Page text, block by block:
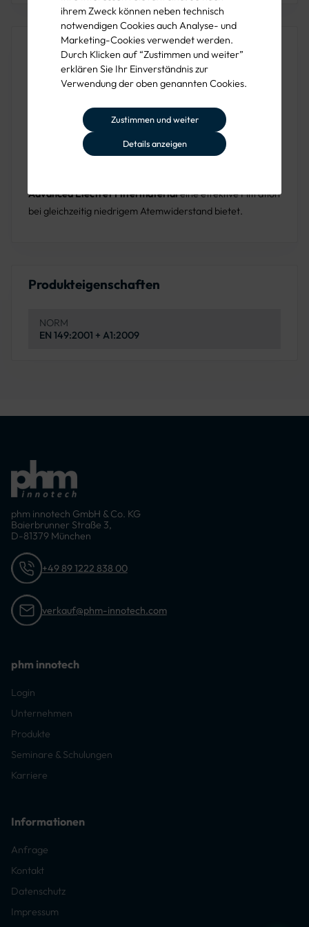
ihrem Zweck können neben technisch
notwendigen Cookies auch Analyse- und
Marketing-Cookies verwendet werden.
Durch Klicken auf “Zustimmen und weiter”
erklären Sie Ihr Einverständnis zur
Verwendung der oben genannten Cookies.
Zustimmen und weiter
Details anzeigen
Produktbeschreibung
3M FFP3 Schutzmaske 8833bietethöchsten Schutz
gegen feste und flüssige Aerosole. Ausgestattet mit dem
Cool Flow Ausatemventil, reduziert die Maske Wärme-
und Feuchtigkeitsstau, um Tragekomfort zu verbessern –
ideal für heiße und feuchte Arbeitsbedingungen. Die
förmige Nasenklammerundtextilen Kopfbänder
Advanced Electret Filtermaterialeine effektive Filtration
bei gleichzeitig niedrigem Atemwiderstand bietet.
Produkteigenschaften
NORM
EN 149:2001 + A1:2009
phm innotech GmbH & Co. KG
Baierbrunner Straße 3,
D-81379 München
+49 89 1222 838 00
verkauf@phm-innotech.com
phm innotech
Login
Unternehmen
Produkte
Seminare & Schulungen
Karriere
Informationen
Anfrage
Kontakt
Datenschutz
Impressum